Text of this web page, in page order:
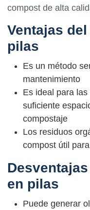
compost de alta
Ventajas
pilas
Es un método
mantenimiento
Es ideal para
suficiente
compostaje
Los residuos
compost útil
en pilas
Puede generar